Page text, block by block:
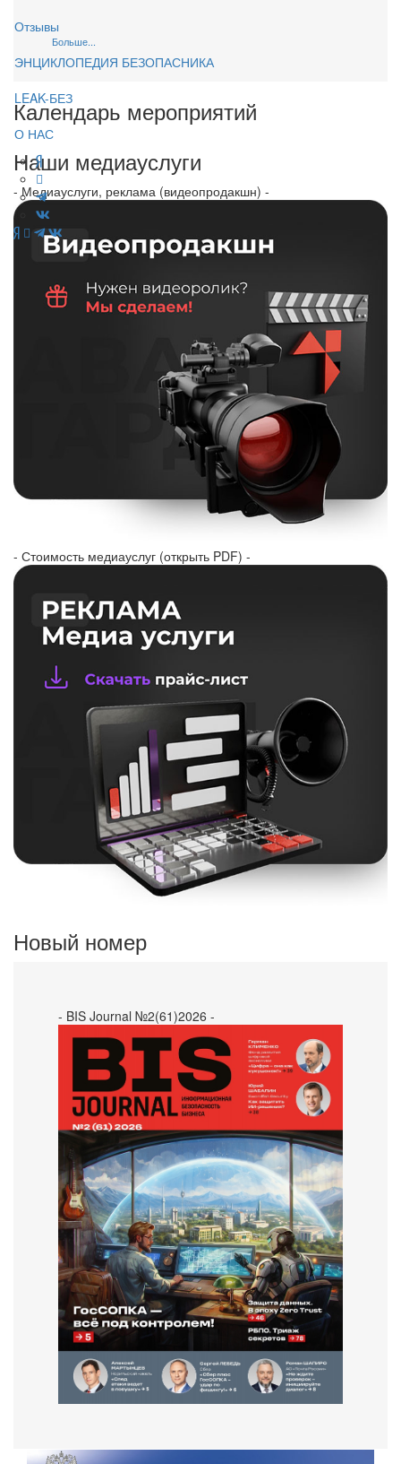
Отзывы
ЭНЦИКЛОПЕДИЯ БЕЗОПАСНИКА
LEAK-БЕЗ
О НАС
Больше...
Календарь мероприятий
Наши медиауслуги
- Медиауслуги, реклама (видеопродакшн) -
- Стоимость медиауслуг (открыть PDF) -
Новый номер
- BIS Journal №2(61)2026 -